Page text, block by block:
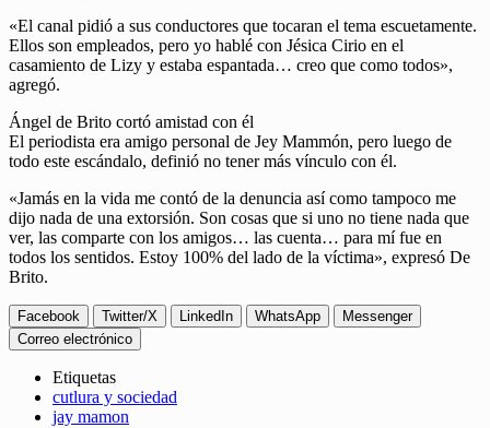
«El canal pidió a sus conductores que tocaran el tema escuetamente.
Ellos son empleados, pero yo hablé con Jésica Cirio en el
casamiento de Lizy y estaba espantada… creo que como todos»,
agregó.
Ángel de Brito cortó amistad con él
El periodista era amigo personal de Jey Mammón, pero luego de
todo este escándalo, definió no tener más vínculo con él.
«Jamás en la vida me contó de la denuncia así como tampoco me
dijo nada de una extorsión. Son cosas que si uno no tiene nada que
ver, las comparte con los amigos… las cuenta… para mí fue en
todos los sentidos. Estoy 100% del lado de la víctima», expresó De
Brito.
Facebook Twitter/X LinkedIn WhatsApp
Messenger
Correo electrónico
Etiquetas
cutlura y sociedad
jay mamon